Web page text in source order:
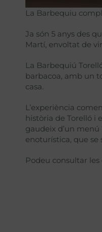
La Barbequiu
Ja són 5 anys des
Martí, envoltat de
La Barbequiú
barbacoa, amb un
casa.
L’experiència
història de Torelló i
gaudeix d’un
enoturística, que se
Podeu consultar